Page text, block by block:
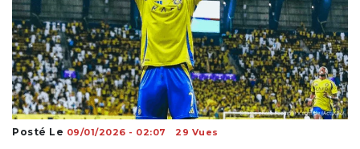
Posté Le 09/01/2026 - 02:07 29 Vues